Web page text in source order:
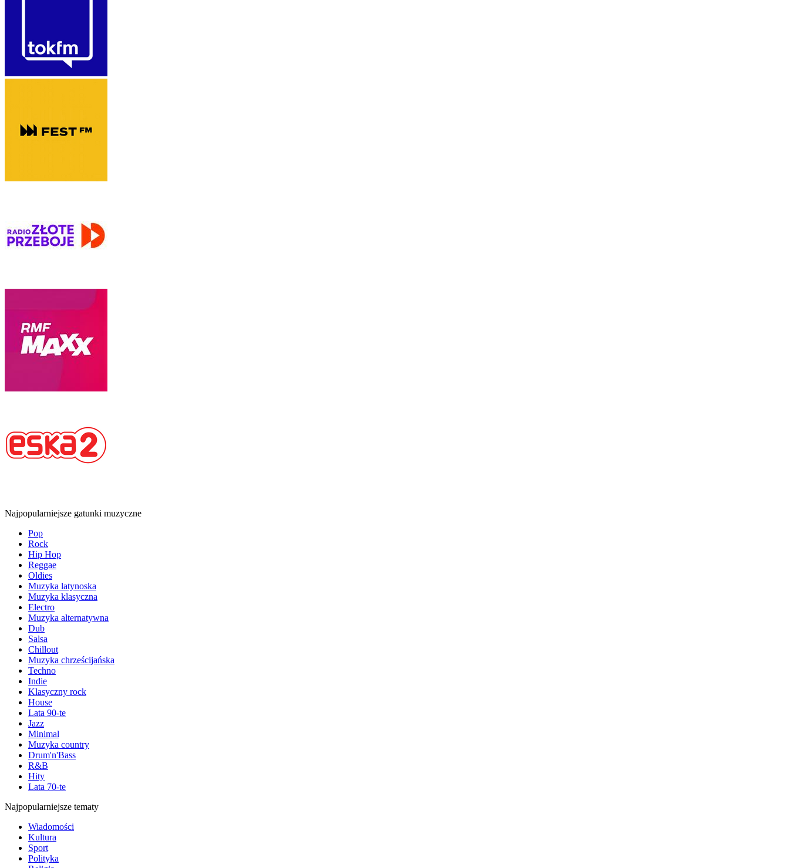
Najpopularniejsze gatunki muzyczne
Pop
Rock
Hip Hop
Reggae
Oldies
Muzyka latynoska
Muzyka klasyczna
Electro
Muzyka alternatywna
Dub
Salsa
Chillout
Muzyka chrześcijańska
Techno
Indie
Klasyczny rock
House
Lata 90-te
Jazz
Minimal
Muzyka country
Drum'n'Bass
R&B
Hity
Lata 70-te
Najpopularniejsze tematy
Wiadomości
Kultura
Sport
Polityka